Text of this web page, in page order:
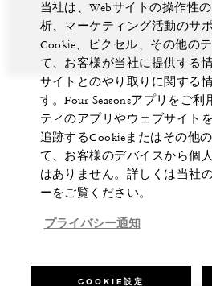
©Four Seasons Hotels Limited
Reserved.
当社は、Webサイトの操作性
析、マーケティング活動のサ
Cookie、ピクセル、その他の
て、お客様が当社に提供する
サイトとのやり取りに関する
す。Four Seasonsアプリをご
ティのアプリやウェブサイト
追跡するCookieまたはその他
て、お客様のデバイスから個
はありません。詳しくは当社
ーをご覧ください。
プライバシー通知
COOKIE設定